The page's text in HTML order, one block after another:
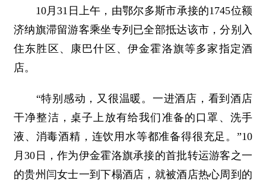
10月31日上午，由鄂尔多斯市承接的1745位额
济纳旗滞留游客乘坐专列已全部抵达该市，分别入
住东胜区、康巴什区、伊金霍洛旗等多家指定酒
店。
“特别感动，又很温暖。一进酒店，看到酒店
干净整洁，桌子上放有给我们准备的口罩、洗手
液、消毒酒精，连饮用水等都准备得很充足。”10
月30日，作为伊金霍洛旗承接的首批转运游客之一
的贵州闫女士一到下榻酒店，就被酒店热心周到的